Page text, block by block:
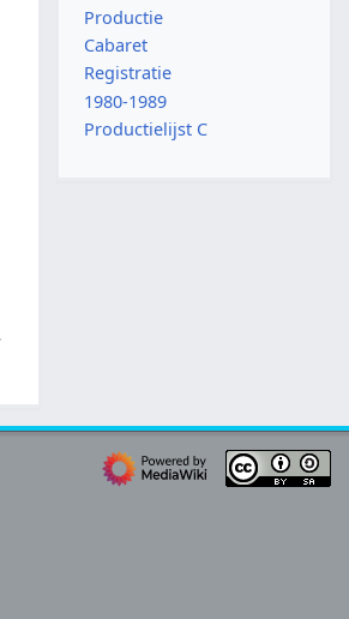
Productie
Cabaret
Registratie
1980-1989
Productielijst C